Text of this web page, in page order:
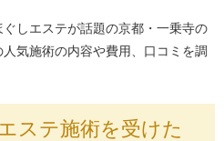
しエステが話題の京都・一乗寺の
気施術の内容や費用、口コミを調
ステ施術を受けた